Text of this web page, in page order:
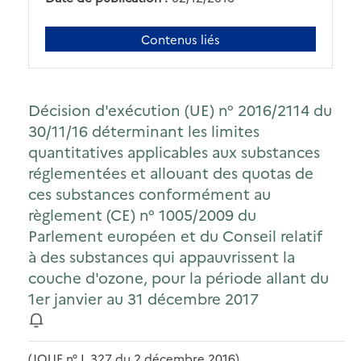
Contenus liés
Décision d'exécution (UE) n° 2016/2114 du
30/11/16 déterminant les limites
quantitatives applicables aux substances
réglementées et allouant des quotas de
ces substances conformément au
règlement (CE) n° 1005/2009 du
Parlement européen et du Conseil relatif
à des substances qui appauvrissent la
couche d'ozone, pour la période allant du
1er janvier au 31 décembre 2017